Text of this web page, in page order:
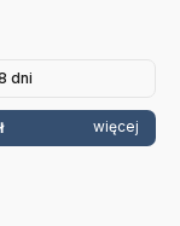
dni
więcej